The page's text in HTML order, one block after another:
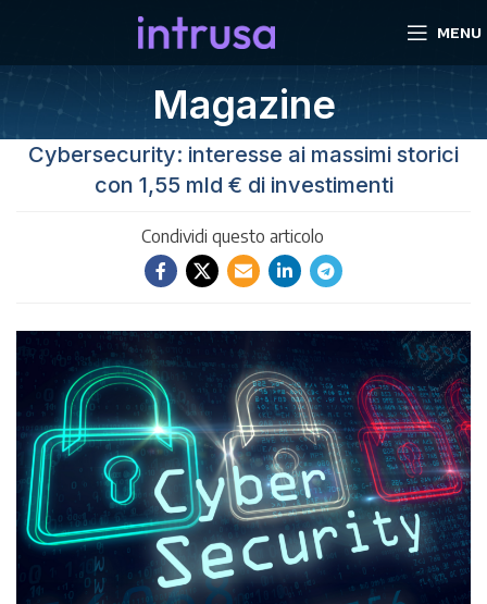
MENU
Magazine
Cybersecurity: interesse ai massimi storici
con 1,55 mld € di investimenti
Condividi questo articolo